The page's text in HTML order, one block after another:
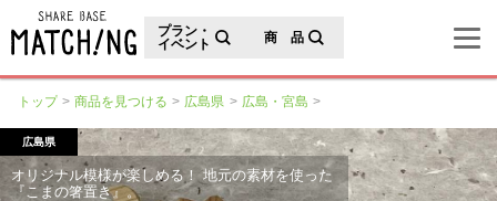
プラン・
イベント
商 品
トップ 商品を見つける 広島県 広島・宮島
広島県
オリジナル模様が楽しめる！ 地元の素材を使った
『こまの箸置き』。